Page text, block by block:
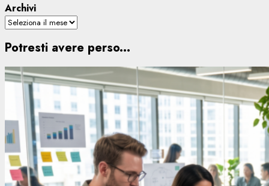
Archivi
Potresti avere perso...